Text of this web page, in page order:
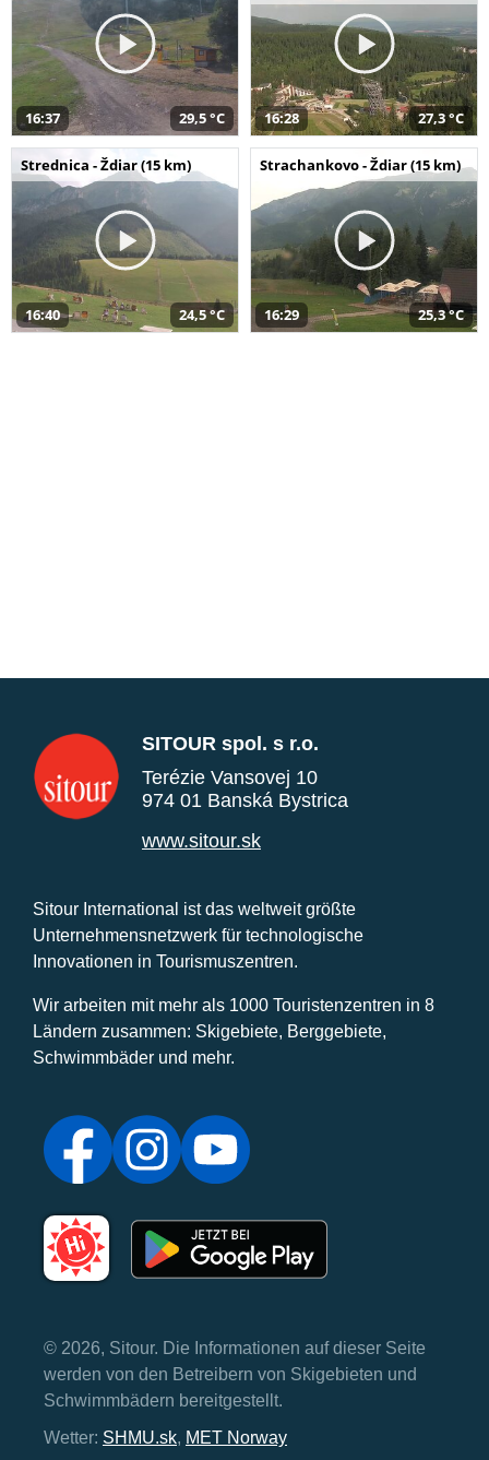
16:37 29,5 °C 16:28 27,3 °C
Strednica - Ždiar (15 km)
16:40 24,5 °C
Strachankovo - Ždiar (15 km)
16:29 25,3 °C
SITOUR spol. s r.o.
Terézie Vansovej 10
974 01 Banská Bystrica
www.sitour.sk
Sitour International ist das weltweit größte
Unternehmensnetzwerk für technologische
Innovationen in Tourismuszentren.
Wir arbeiten mit mehr als 1000 Touristenzentren in 8
Ländern zusammen: Skigebiete, Berggebiete,
Schwimmbäder und mehr.
© 2026, Sitour. Die Informationen auf dieser Seite
werden von den Betreibern von Skigebieten und
Schwimmbädern bereitgestellt.
Wetter: SHMU.sk, MET Norway